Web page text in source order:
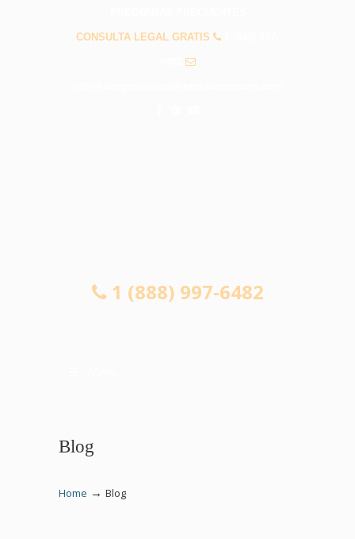
CONSULTA LEGAL GRATIS
1 (888) 997-6482
Blog
Home → Blog